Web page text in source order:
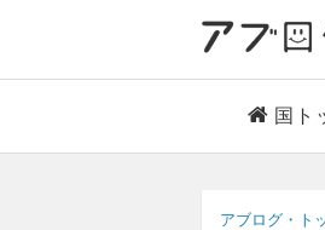
国ト
アブログ・ト